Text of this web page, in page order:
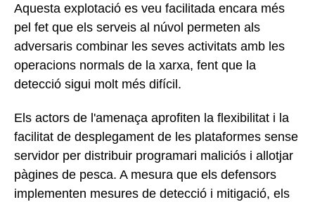
Aquesta explotació es veu facilitada encara més
pel fet que els serveis al núvol permeten als
adversaris combinar les seves activitats amb les
operacions normals de la xarxa, fent que la
detecció sigui molt més difícil.
Els actors de l'amenaça aprofiten la flexibilitat i la
facilitat de desplegament de les plataformes sense
servidor per distribuir programari maliciós i allotjar
pàgines de pesca. A mesura que els defensors
implementen mesures de detecció i mitigació, els